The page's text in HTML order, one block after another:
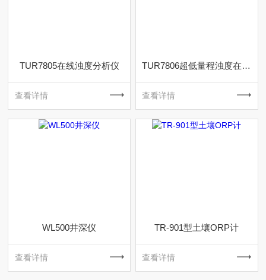
TUR7805在线浊度分析仪
查看详情
TUR7806超低量程浊度在线分析仪
查看详情
WL500井深仪
查看详情
TR-901型土壤ORP计
查看详情